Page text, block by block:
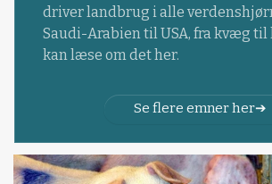
driver landbrug i alle
Saudi-Arabien til USA, fra kvæg til
kan læse om det her.
Se flere emner her